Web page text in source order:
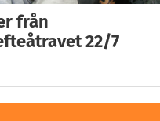
från
22/7